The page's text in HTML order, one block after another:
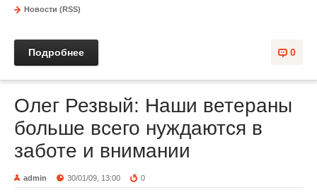
Новости (RSS)
0
Подробнее
Олег Резвый: Наши ветераны
больше всего нуждаются в
заботе и внимании
admin 30/01/09, 13:00 0